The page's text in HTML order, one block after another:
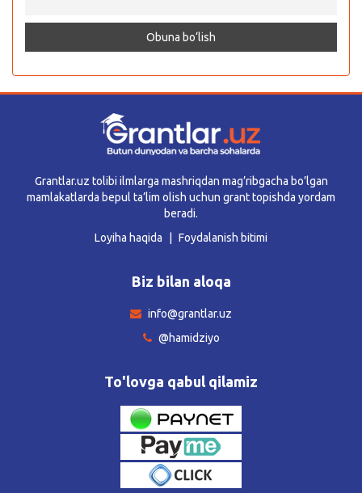
Grantlar.uz tolibi ilmlarga mashriqdan mag’ribgacha bo’lgan
mamlakatlarda bepul ta’lim olish uchun grant topishda yordam
beradi.
Loyiha haqida
Foydalanish bitimi
Biz bilan aloqa
info@grantlar.uz
@hamidziyo
To'lovga qabul qilamiz